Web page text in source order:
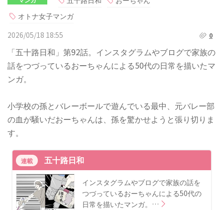
オトナ女子マンガ
2026/05/18 18:55
0
「五十路日和」第92話。インスタグラムやブログで家族の
話をつづっているおーちゃんによる50代の日常を描いたマ
ンガ。
小学校の孫とバレーボールで遊んでいる最中、元バレー部
の血が騒いだおーちゃんは、孫を驚かせようと張り切りま
す。
連載 五十路日和
インスタグラムやブログで家族の話を
つづっているおーちゃんによる50代の
日常を描いたマンガ。…